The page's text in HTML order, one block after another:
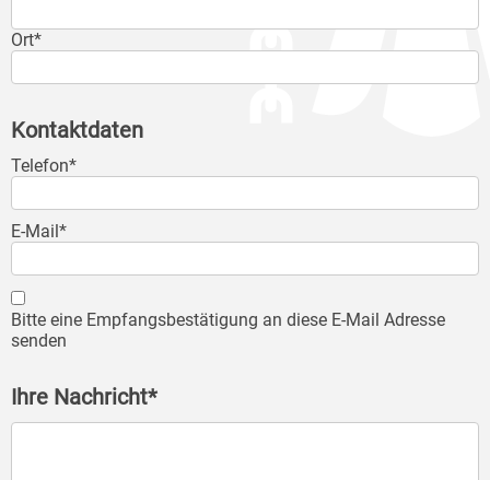
Ort*
Kontaktdaten
Telefon*
E-Mail*
Bitte eine Empfangsbestätigung an diese E-Mail Adresse
senden
Ihre Nachricht*